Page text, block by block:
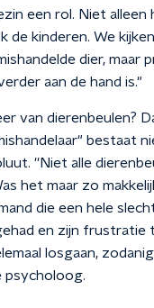
een rol. Niet alleen
de kinderen. We
dier, maar
aan de hand is."
van dierenbeulen?
bestaat
''Niet alle
het maar zo
die een hele
en zijn frustratie
losgaan,